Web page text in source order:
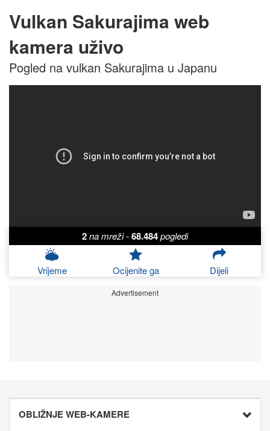
Vulkan Sakurajima web
kamera uživo
Pogled na vulkan Sakurajima u Japanu
2na mreži-68.484pogledi
Vrijeme Ocijenite ga Dijeli
Advertisement
OBLIŽNJE WEB-KAMERE